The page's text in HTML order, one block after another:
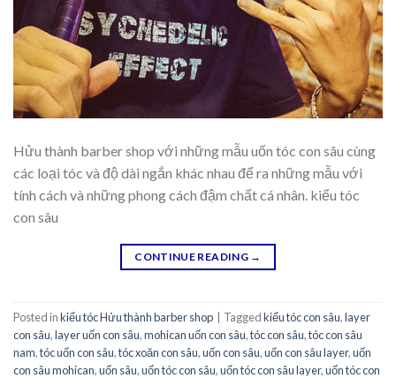
Hửu thành barber shop với những mẫu uốn tóc con sâu cùng
các loại tóc và độ dài ngắn khác nhau để ra những mẫu với
tính cách và những phong cách đậm chất cá nhân. kiểu tóc
con sâu
CONTINUE READING →
Posted inkiểu tóc Hửu thành barber shop Taggedkiểu tóc con sâu,layer
con sâu,layer uốn con sâu,mohican uốn con sâu,tóc con sâu,tóc con sâu
nam,tóc uốn con sâu,tóc xoăn con sâu,uốn con sâu,uốn con sâu layer,uốn
con sâu mohican,uốn sâu,uốn tóc con sâu,uốn tóc con sâu layer,uốn tóc con